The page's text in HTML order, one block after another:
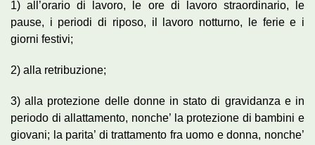
1) all’orario di lavoro, le ore di lavoro straordinario, le
pause, i periodi di riposo, il lavoro notturno, le ferie e i
giorni festivi;
2) alla retribuzione;
3) alla protezione delle donne in stato di gravidanza e in
periodo di allattamento, nonche’ la protezione di bambini e
giovani; la parita’ di trattamento fra uomo e donna, nonche’